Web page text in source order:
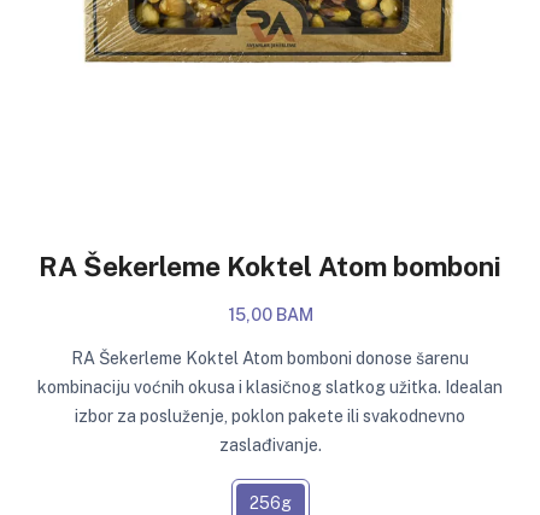
RA Šekerleme Koktel Atom bomboni
15,00 BAM
RA Šekerleme Koktel Atom bomboni donose šarenu
kombinaciju voćnih okusa i klasičnog slatkog užitka. Idealan
izbor za posluženje, poklon pakete ili svakodnevno
zaslađivanje.
256g